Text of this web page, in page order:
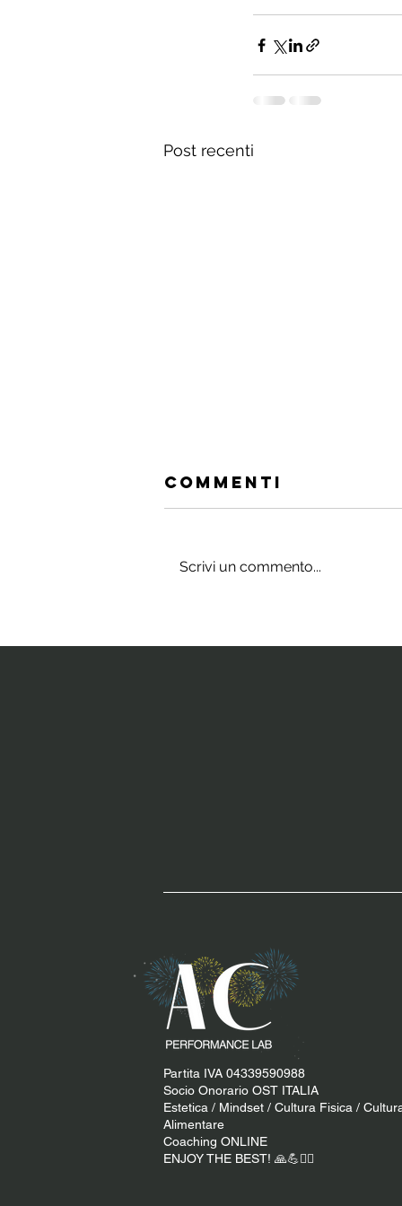
Post recenti
che stimolano
Commenti
Scrivi un commento...
Partita IVA 04339590988
Socio Onorario OST ITALIA
Estetica / Mindset / Cultura Fisica /
Alimentare
Coaching ONLINE
ENJOY THE BEST! 🙏​💪​​❤️‍🔥​